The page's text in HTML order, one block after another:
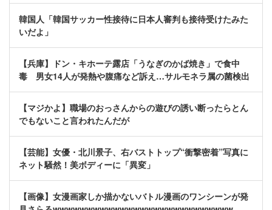
韓国人「韓国サッカー性接待に日本人審判も接待受けたみた
いだよ」
【兵庫】ドン・キホーテ露店「うなぎのかば焼き」で食中
毒 男女14人が発熱や腹痛など訴え…サルモネラ属の菌検出
【マジかよ】職場のおっさんからの遊びの誘い断ったらとん
でもないこと言われたんだが
【芸能】女優・北川景子、右バストトップ“衝撃密着”写真に
ネット騒然！美ボディーに「異変」
【画像】女漫画家しか描かないバトル漫画のワンシーンが発